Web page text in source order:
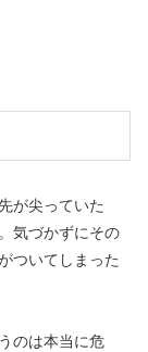
が尖っていた
気づかずにその
ついてしまった
のは本当に危